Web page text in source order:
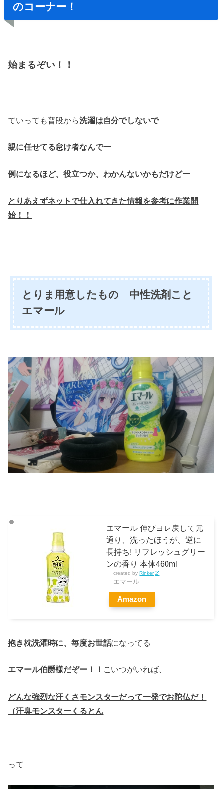
のコーナー！
始まるぞい！！
ていっても普段から洗濯は自分でしないで
親に任せてる怠け者なんでー
例になるほど、役立つか、わかんないかもだけどー
とりあえずネットで仕入れてきた情報を参考に作業開
始！！
とりま用意したもの 中性洗剤こと
エマール
エマール 伸びヨレ戻して元
通り、洗ったほうが、逆に
長持ち! リフレッシュグリー
ンの香り 本体460ml
created byRinker
エマール
Amazon
抱き枕洗濯時に、毎度お世話になってる
エマール伯爵様だぞー！！ こいつがいれば、
どんな強烈な汗くさモンスターだって一発でお陀仏だ！
（汗臭モンスターくるとん
って